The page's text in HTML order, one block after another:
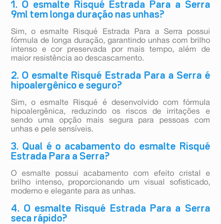
1. O esmalte Risqué Estrada Para a Serra
9ml tem longa duração nas unhas?
Sim, o esmalte Risqué Estrada Para a Serra possui
fórmula de longa duração, garantindo unhas com brilho
intenso e cor preservada por mais tempo, além de
maior resistência ao descascamento.
2. O esmalte Risqué Estrada Para a Serra é
hipoalergênico e seguro?
Sim, o esmalte Risqué é desenvolvido com fórmula
hipoalergênica, reduzindo os riscos de irritações e
sendo uma opção mais segura para pessoas com
unhas e pele sensíveis.
3. Qual é o acabamento do esmalte Risqué
Estrada Para a Serra?
O esmalte possui acabamento com efeito cristal e
brilho intenso, proporcionando um visual sofisticado,
moderno e elegante para as unhas.
4. O esmalte Risqué Estrada Para a Serra
seca rápido?